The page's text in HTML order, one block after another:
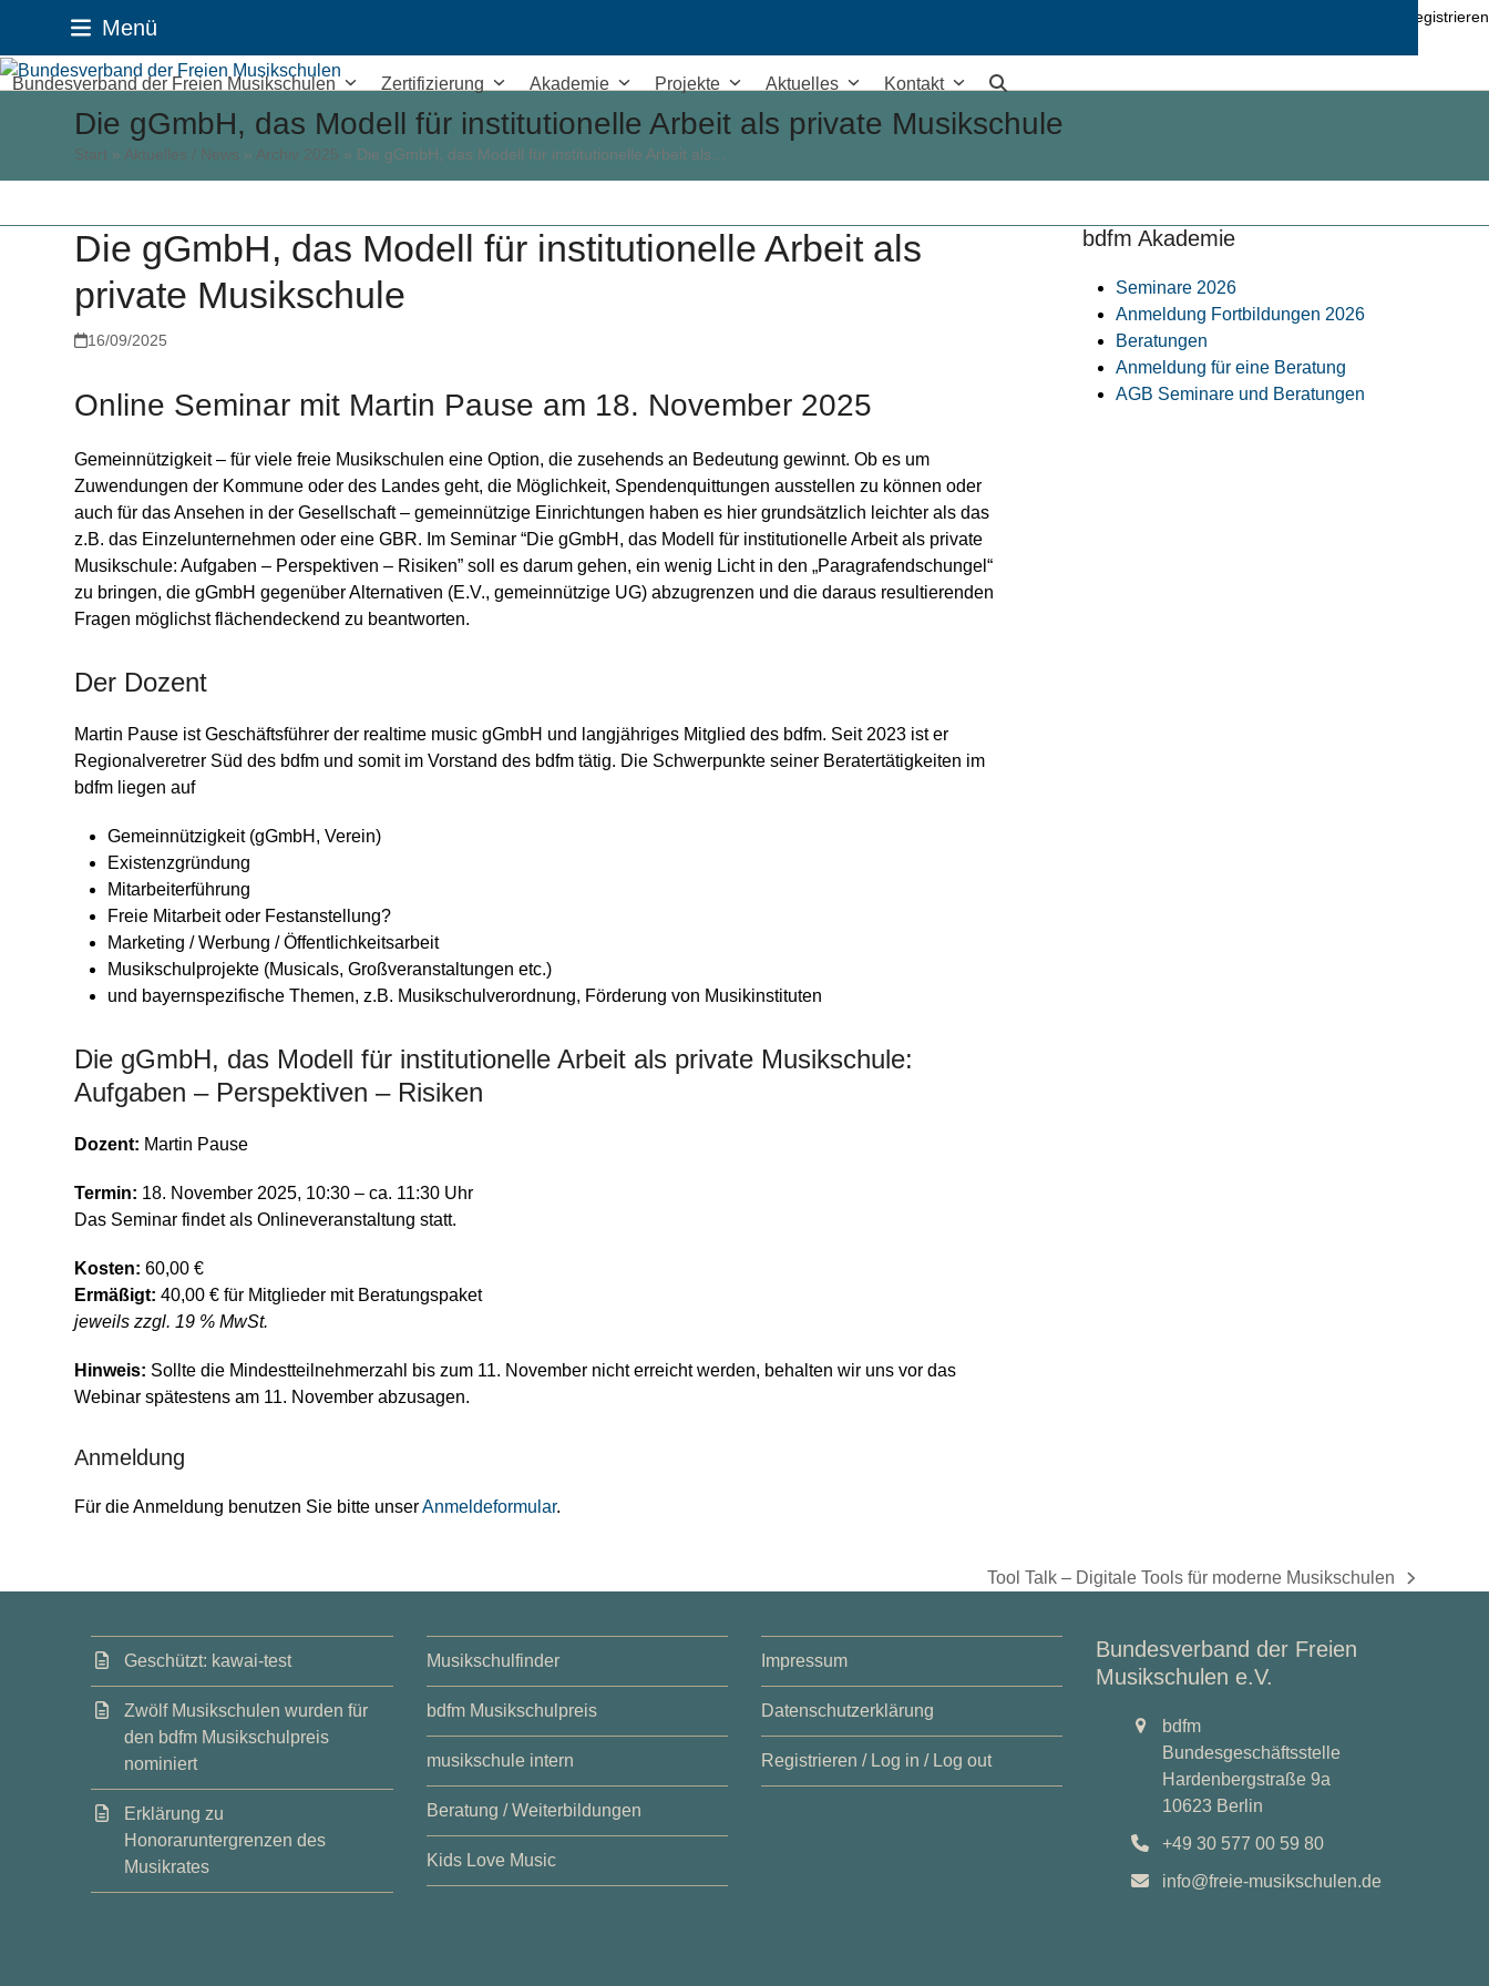
content
Menü
Facebook
RSSTwitter Login / Logout / Registrieren
Bundesverband der Freien Musikschulen Zertifizierung Akademie Projekte Aktuelles Kontakt
Die gGmbH, das Modell für institutionelle Arbeit als private Musikschule
Start » Aktuelles / News » Archiv 2025 » Die gGmbH, das Modell für institutionelle Arbeit als…
Die gGmbH, das Modell für institutionelle Arbeit als
private Musikschule
16/09/2025
Online Seminar mit Martin Pause am 18. November 2025
Gemeinnützigkeit – für viele freie Musikschulen eine Option, die zusehends an Bedeutung gewinnt. Ob es um
Zuwendungen der Kommune oder des Landes geht, die Möglichkeit, Spendenquittungen ausstellen zu können oder
auch für das Ansehen in der Gesellschaft – gemeinnützige Einrichtungen haben es hier grundsätzlich leichter als das
z.B. das Einzelunternehmen oder eine GBR. Im Seminar “Die gGmbH, das Modell für institutionelle Arbeit als private
Musikschule: Aufgaben – Perspektiven – Risiken” soll es darum gehen, ein wenig Licht in den „Paragrafendschungel“
zu bringen, die gGmbH gegenüber Alternativen (E.V., gemeinnützige UG) abzugrenzen und die daraus resultierenden
Fragen möglichst flächendeckend zu beantworten.
Der Dozent
Martin Pause ist Geschäftsführer der realtime music gGmbH und langjähriges Mitglied des bdfm. Seit 2023 ist er
Regionalveretrer Süd des bdfm und somit im Vorstand des bdfm tätig. Die Schwerpunkte seiner Beratertätigkeiten im
bdfm liegen auf
Gemeinnützigkeit (gGmbH, Verein)
Existenzgründung
Mitarbeiterführung
Freie Mitarbeit oder Festanstellung?
Marketing / Werbung / Öffentlichkeitsarbeit
Musikschulprojekte (Musicals, Großveranstaltungen etc.)
und bayernspezifische Themen, z.B. Musikschulverordnung, Förderung von Musikinstituten
Die gGmbH, das Modell für institutionelle Arbeit als private Musikschule:
Aufgaben – Perspektiven – Risiken
Dozent: Martin Pause
Termin: 18. November 2025, 10:30 – ca. 11:30 Uhr
Das Seminar findet als Onlineveranstaltung statt.
Kosten:60,00 €
Ermäßigt:40,00 € für Mitglieder mit Beratungspaket
jeweils zzgl. 19 % MwSt.
Hinweis: Sollte die Mindestteilnehmerzahl bis zum 11. November nicht erreicht werden, behalten wir uns vor das
Webinar spätestens am 11. November abzusagen.
Anmeldung
Für die Anmeldung benutzen Sie bitte unserAnmeldeformular.
bdfm Akademie
Seminare 2026
Anmeldung Fortbildungen 2026
Beratungen
Anmeldung für eine Beratung
AGB Seminare und Beratungen
Nächster
Tool Talk – Digitale Tools für moderne Musikschulen
Geschützt: kawai-test
Zwölf Musikschulen wurden für
den bdfm Musikschulpreis
nominiert
Erklärung zu
Honoraruntergrenzen des
Musikrates
Musikschulfinder
bdfm Musikschulpreis
musikschule intern
Beratung / Weiterbildungen
Kids Love Music
Impressum
Datenschutzerklärung
Registrieren / Log in / Log out
Bundesverband der Freien
Musikschulen e.V.
bdfm
Bundesgeschäftsstelle
Hardenbergstraße 9a
10623 Berlin
+49 30 577 00 59 80
info@freie-musikschulen.de